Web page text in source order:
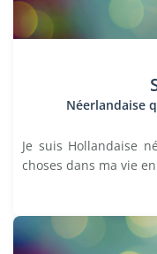
Néerlandaise
Je suis Hollandaise
choses dans ma vie